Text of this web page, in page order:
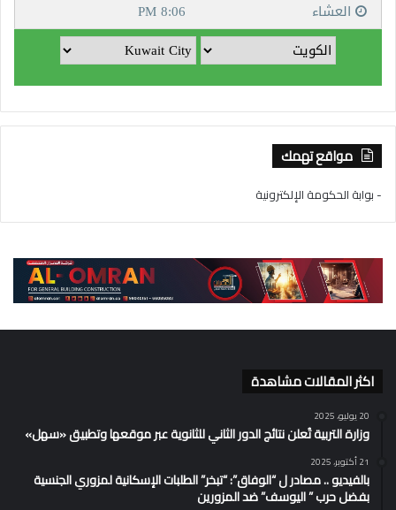
مواقع تهمك
- بوابة الحكومة الإلكترونية
اكثر المقالات مشاهدة
20 يوليو، 2025
وزارة التربية تُعلن نتائج الدور الثاني للثانوية عبر موقعها وتطبيق «سهل»
21 أكتوبر، 2025
بالفيديو .. مصادر ل “الوفاق”: “تبخر” الطلبات الإسكانية لمزوري الجنسية
بفضل حرب ” اليوسف” ضد المزورين